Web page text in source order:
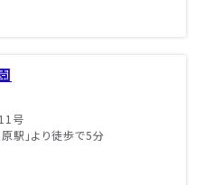
号
駅」より徒歩で5分